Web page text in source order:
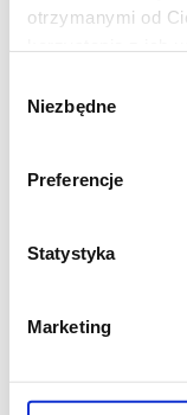
otrzymanymi od
zgody
Niezbędne
Preferencje
Statystyka
Marketing